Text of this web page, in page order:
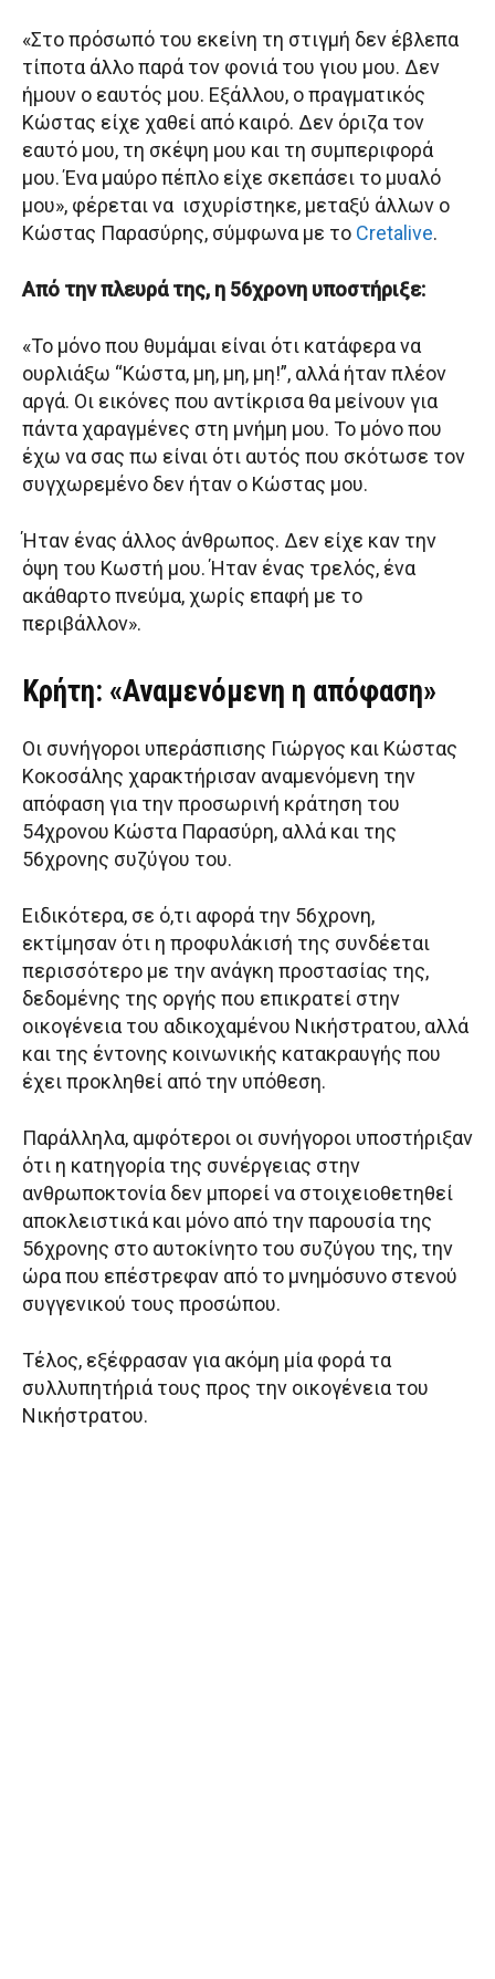
«Στο πρόσωπό του εκείνη τη στιγμή δεν έβλεπα
τίποτα άλλο παρά τον φονιά του γιου μου. Δεν
ήμουν ο εαυτός μου. Εξάλλου, ο πραγματικός
Κώστας είχε χαθεί από καιρό. Δεν όριζα τον
εαυτό μου, τη σκέψη μου και τη συμπεριφορά
μου. Ένα μαύρο πέπλο είχε σκεπάσει το μυαλό
μου», φέρεται να ισχυρίστηκε, μεταξύ άλλων ο
Κώστας Παρασύρης, σύμφωνα με το Cretalive.
Από την πλευρά της, η 56χρονη υποστήριξε:
«Το μόνο που θυμάμαι είναι ότι κατάφερα να
ουρλιάξω “Κώστα, μη, μη, μη!”, αλλά ήταν πλέον
αργά. Οι εικόνες που αντίκρισα θα μείνουν για
πάντα χαραγμένες στη μνήμη μου. Το μόνο που
έχω να σας πω είναι ότι αυτός που σκότωσε τον
συγχωρεμένο δεν ήταν ο Κώστας μου.
Ήταν ένας άλλος άνθρωπος. Δεν είχε καν την
όψη του Κωστή μου. Ήταν ένας τρελός, ένα
ακάθαρτο πνεύμα, χωρίς επαφή με το
περιβάλλον».
Κρήτη: «Αναμενόμενη η απόφαση»
Οι συνήγοροι υπεράσπισης Γιώργος και Κώστας
Κοκοσάλης χαρακτήρισαν αναμενόμενη την
απόφαση για την προσωρινή κράτηση του
54χρονου Κώστα Παρασύρη, αλλά και της
56χρονης συζύγου του.
Ειδικότερα, σε ό,τι αφορά την 56χρονη,
εκτίμησαν ότι η προφυλάκισή της συνδέεται
περισσότερο με την ανάγκη προστασίας της,
δεδομένης της οργής που επικρατεί στην
οικογένεια του αδικοχαμένου Νικήστρατου, αλλά
και της έντονης κοινωνικής κατακραυγής που
έχει προκληθεί από την υπόθεση.
Παράλληλα, αμφότεροι οι συνήγοροι υποστήριξαν
ότι η κατηγορία της συνέργειας στην
ανθρωποκτονία δεν μπορεί να στοιχειοθετηθεί
αποκλειστικά και μόνο από την παρουσία της
56χρονης στο αυτοκίνητο του συζύγου της, την
ώρα που επέστρεφαν από το μνημόσυνο στενού
συγγενικού τους προσώπου.
Τέλος, εξέφρασαν για ακόμη μία φορά τα
συλλυπητήριά τους προς την οικογένεια του
Νικήστρατου.